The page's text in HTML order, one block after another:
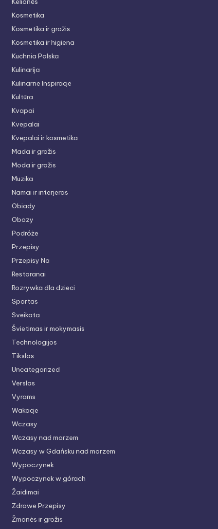
Kosmetika
Kosmetika ir grožis
Kosmetika ir higiena
Kuchnia Polska
Kulinarija
Kulinarne Inspiracje
Kultūra
Kvapai
Kvepalai
Kvepalai ir kosmetika
Mada ir grožis
Moda ir grožis
Muzika
Namai ir interjeras
Obiady
Obozy
Podróże
Przepisy
Przepisy Na
Restoranai
Rozrywka dla dzieci
Sportas
Sveikata
Švietimas ir mokymasis
Technologijos
Tikslas
Uncategorized
Verslas
Vyrams
Wakacje
Wczasy
Wczasy nad morzem
Wczasy w Gdańsku nad morzem
Wypoczynek
Wypoczynek w górach
Žaidimai
Zdrowe Przepisy
Žmonės ir grožis